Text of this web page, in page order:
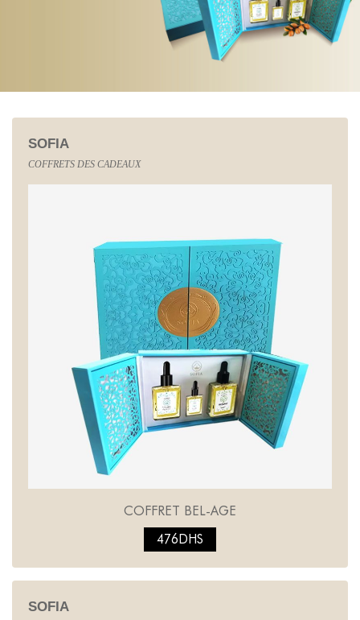
SOFIA
COFFRETS DES CADEAUX
COFFRET BEL-AGE
476DHS
SOFIA